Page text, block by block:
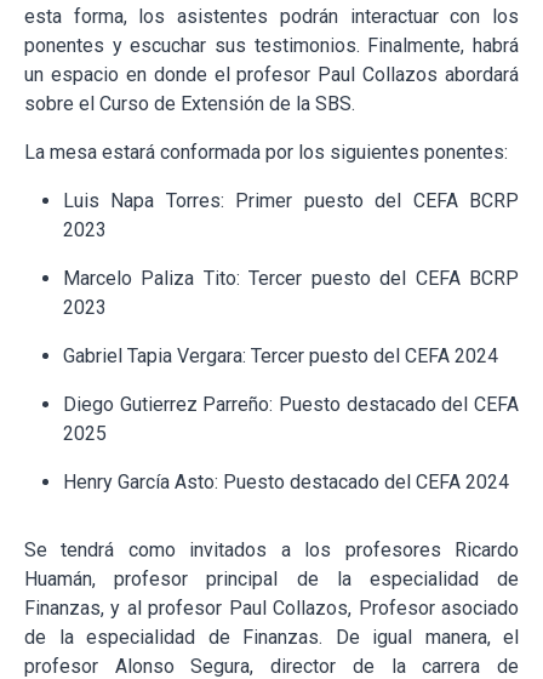
esta forma, los asistentes podrán interactuar con los
ponentes y escuchar sus testimonios. Finalmente, habrá
un espacio en donde el profesor Paul Collazos abordará
sobre el Curso de Extensión de la SBS.
La mesa estará conformada por los siguientes ponentes:
Luis Napa Torres: Primer puesto del CEFA BCRP
2023
Marcelo Paliza Tito: Tercer puesto del CEFA BCRP
2023
Gabriel Tapia Vergara: Tercer puesto del CEFA 2024
Diego Gutierrez Parreño: Puesto destacado del CEFA
2025
Henry García Asto: Puesto destacado del CEFA 2024
Se tendrá como invitados a los profesores Ricardo
Huamán, profesor principal de la especialidad de
Finanzas, y al profesor Paul Collazos, Profesor asociado
de la especialidad de Finanzas. De igual manera, el
profesor Alonso Segura, director de la carrera de